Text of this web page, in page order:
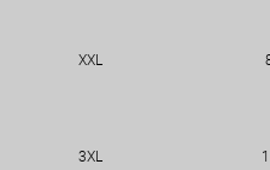
XXL
3XL